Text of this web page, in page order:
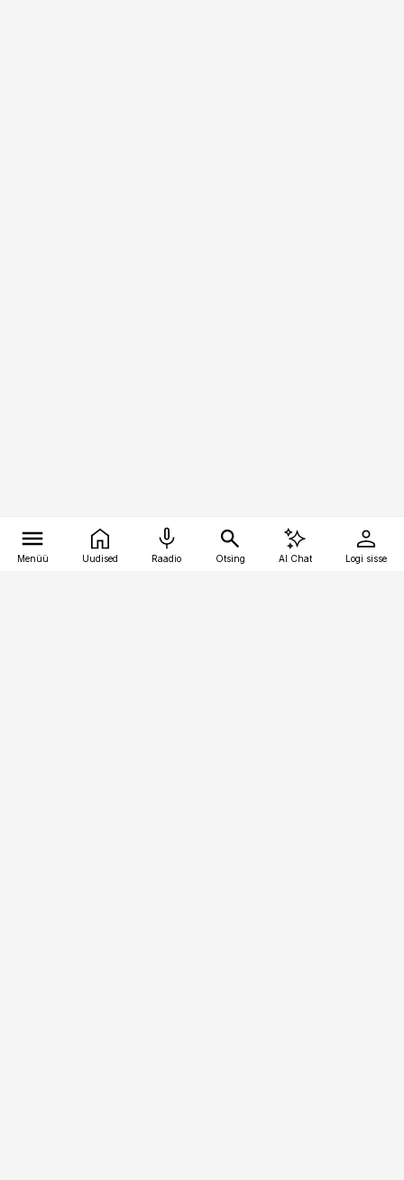
Menüü Uudised Raadio Otsing AI Chat Logi sisse